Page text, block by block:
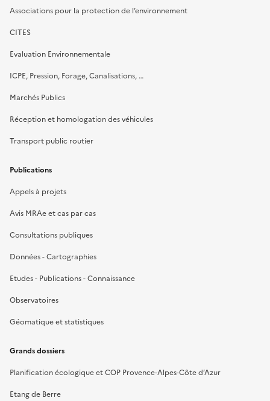
Associations pour la protection de l’environnement
CITES
Evaluation Environnementale
ICPE, Pression, Forage, Canalisations, …
Marchés Publics
Réception et homologation des véhicules
Transport public routier
Publications
Appels à projets
Avis MRAe et cas par cas
Consultations publiques
Données - Cartographies
Etudes - Publications - Connaissance
Observatoires
Géomatique et statistiques
Grands dossiers
Planification écologique et COP Provence-Alpes-Côte d’Azur
Etang de Berre